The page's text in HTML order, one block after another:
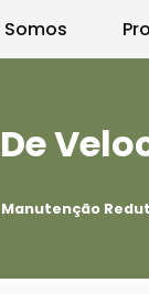
Somos
Manutenção